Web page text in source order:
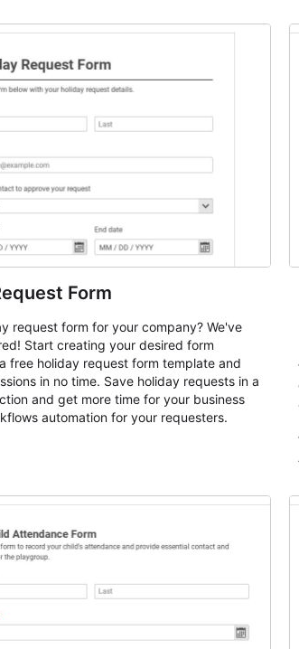
Form
request form for your company? We've
Start creating your desired form
free holiday request form template and
in no time. Save holiday requests in a
and get more time for your business
automation for your requesters.